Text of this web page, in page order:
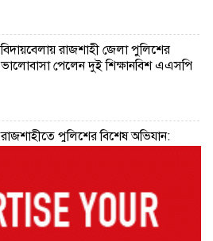
বিদায়বেলায় রাজশাহী জেলা পুলিশের
ভালোবাসা পেলেন দুই শিক্ষানবিশ এএসপি
রাজশাহীতে পুলিশের বিশেষ অভিযান:
নদীদূষণ রোধে সমন্বিত পদক্ষেপ গ্রহণে